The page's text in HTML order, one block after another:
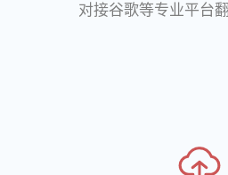
对接谷歌等专业平台